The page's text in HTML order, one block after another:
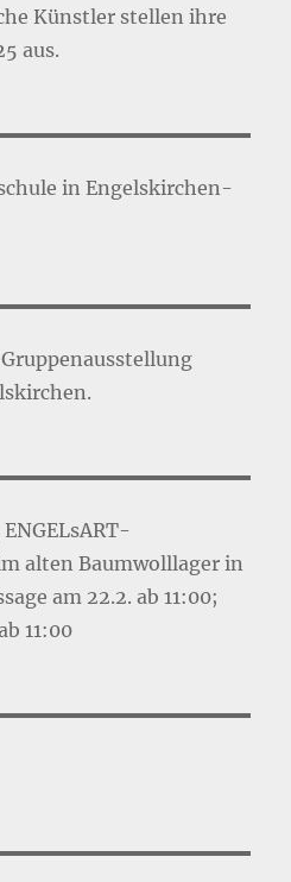
Künstler stellen ihre
aus.
in Engelskirchen-
alten Baumwolllager in
am 22.2. ab 11:00;
11:00